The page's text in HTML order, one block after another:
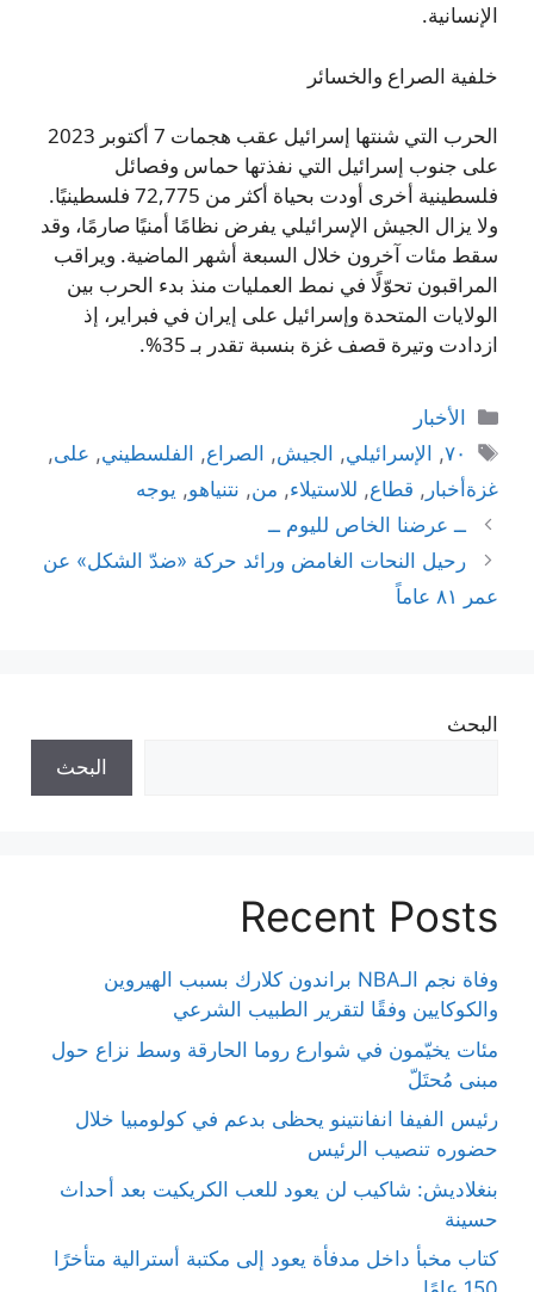
الإنسانية.
خلفية الصراع والخسائر
الحرب التي شنتها إسرائيل عقب هجمات 7 أكتوبر 2023
على جنوب إسرائيل التي نفذتها حماس وفصائل
فلسطينية أخرى أودت بحياة أكثر من 72,775 فلسطينيًا.
ولا يزال الجيش الإسرائيلي يفرض نظامًا أمنيًا صارمًا، وقد
سقط مئات آخرون خلال السبعة أشهر الماضية. ويراقب
المراقبون تحوّلًا في نمط العمليات منذ بدء الحرب بين
الولايات المتحدة وإسرائيل على إيران في فبراير، إذ
ازدادت وتيرة قصف غزة بنسبة تقدر بـ 35%.
التصنيفات
الأخبار
الوسوم
٧٠, الإسرائيلي, الجيش, الصراع, الفلسطيني, على,
غزةأخبار , قطاع, للاستيلاء, من, نتنياهو, يوجه
ــ عرضنا الخاص لليوم ــ
رحيل النحات الغامض ورائد حركة «ضدّ الشكل» عن
عمر ٨١ عاماً
البحث
البحث
Recent Posts
وفاة نجم الـNBA براندون كلارك بسبب الهيروين
والكوكايين وفقًا لتقرير الطبيب الشرعي
مئات يخيّمون في شوارع روما الحارقة وسط نزاع حول
مبنى مُحتَلّ
رئيس الفيفا انفانتينو يحظى بدعم في كولومبيا خلال
حضوره تنصيب الرئيس
بنغلاديش: شاكيب لن يعود للعب الكريكيت بعد أحداث
حسينة
كتاب مخبأ داخل مدفأة يعود إلى مكتبة أسترالية متأخرًا